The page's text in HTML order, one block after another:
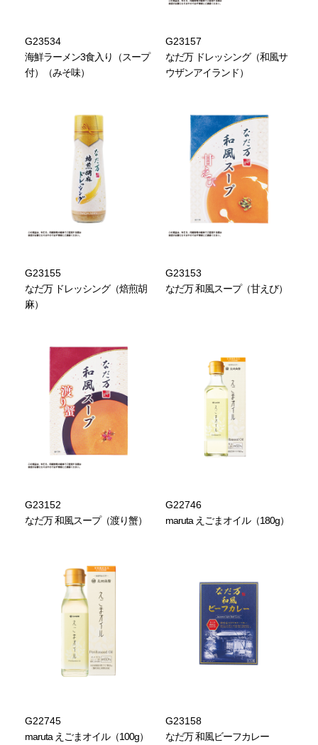
G23534
海鮮ラーメン3食入り（スープ
付）（みそ味）
G23157
なだ万 ドレッシング（和風サ
ウザンアイランド）
G23155
なだ万 ドレッシング（焙煎胡
麻）
G23153
なだ万 和風スープ（甘えび）
G23152
なだ万 和風スープ（渡り蟹）
G22746
maruta えごまオイル（180g）
G22745
maruta えごまオイル（100g）
G23158
なだ万 和風ビーフカレー